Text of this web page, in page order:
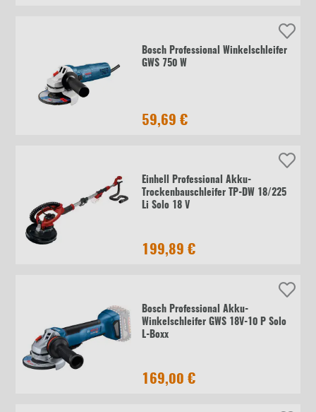
Bosch Professional Winkelschleifer
GWS 750 W
59,69 €
Einhell Professional Akku-
Trockenbauschleifer TP-DW 18/225
Li Solo 18 V
199,89 €
Bosch Professional Akku-
Winkelschleifer GWS 18V-10 P Solo
L-Boxx
169,00 €